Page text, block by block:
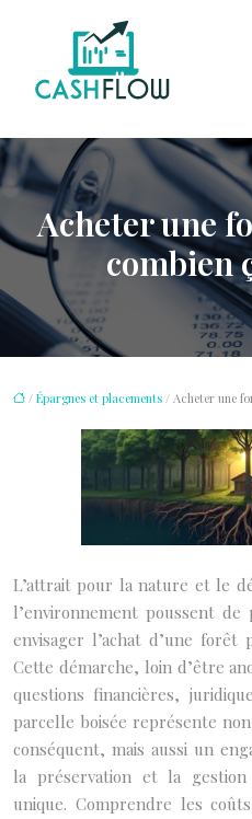
Acheter une
combien
/ Épargnes et placements / Acheter une
L’attrait pour la nature et le
l’environnement poussent
envisager l’achat d’une
Cette démarche, loin d’être
questions financières,
parcelle boisée représente
conséquent, mais aussi un
la préservation et la
unique. Comprendre les